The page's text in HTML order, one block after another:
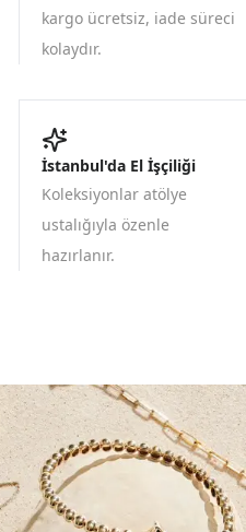
kargo ücretsiz, iade süreci
kolaydır.
İstanbul'da El İşçiliği
Koleksiyonlar atölye
ustalığıyla özenle
hazırlanır.